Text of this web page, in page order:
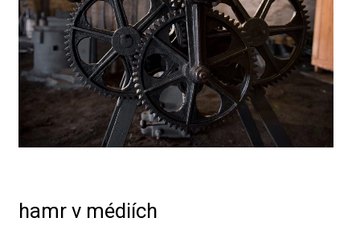
hamr v médiích